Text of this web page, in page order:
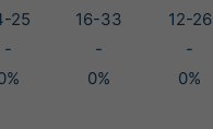
25 16-33
12-26
- -
-
0% 0%